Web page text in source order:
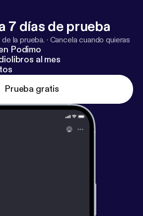
7 días de prueba
la prueba. · Cancela cuando quieras
Podimo
al mes
Prueba gratis